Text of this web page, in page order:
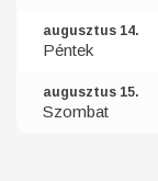
augusztus 14.
Péntek
augusztus 15.
Szombat